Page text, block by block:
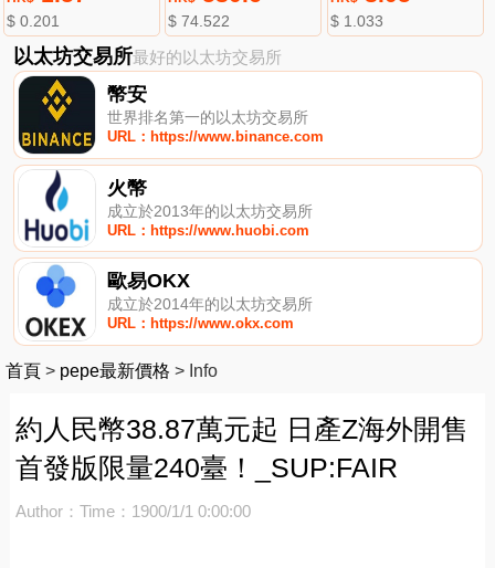
$ 0.201 $ 74.522 $ 1.033
以太坊交易所最好的以太坊交易所
幣安
世界排名第一的以太坊交易所
URL：https://www.binance.com
火幣
成立於2013年的以太坊交易所
URL：https://www.huobi.com
歐易OKX
成立於2014年的以太坊交易所
URL：https://www.okx.com
首頁 > pepe最新價格 > Info
約人民幣38.87萬元起 日產Z海外開售
首發版限量240臺！_SUP:FAIR
Author： Time：1900/1/1 0:00:00